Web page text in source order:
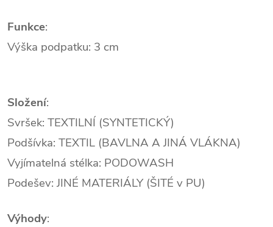
Funkce:
Výška podpatku: 3 cm
Složení:
Svršek: TEXTILNÍ (SYNTETICKÝ)
Podšívka: TEXTIL (BAVLNA A JINÁ VLÁKNA)
Vyjímatelná stélka: PODOWASH
Podešev: JINÉ MATERIÁLY (ŠITÉ v PU)
Výhody: